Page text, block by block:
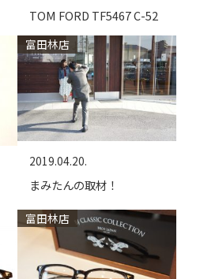
TOM FORD TF5467 C-52
富田林店
2019.04.20.
まみたんの取材！
富田林店